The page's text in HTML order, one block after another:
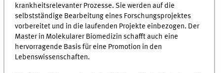
krankheitsrelevanter Prozesse. Sie werden auf die
selbstständige Bearbeitung eines Forschungsprojektes
vorbereitet und in die laufenden Projekte einbezogen. Der
Master in Molekularer Biomedizin schafft auch eine
hervorragende Basis für eine Promotion in den
Lebenswissenschaften.